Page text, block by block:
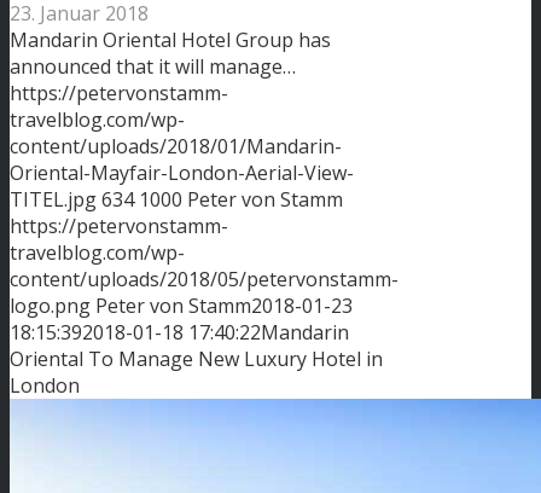
23. Januar 2018
Mandarin Oriental Hotel Group has
announced that it will manage…
https://petervonstamm-
travelblog.com/wp-
content/uploads/2018/01/Mandarin-
Oriental-Mayfair-London-Aerial-View-
TITEL.jpg634 1000 Peter von Stamm
https://petervonstamm-
travelblog.com/wp-
content/uploads/2018/05/petervonstamm-
logo.png Peter von Stamm2018-01-23
18:15:392018-01-18 17:40:22Mandarin
Oriental To Manage New Luxury Hotel in
London